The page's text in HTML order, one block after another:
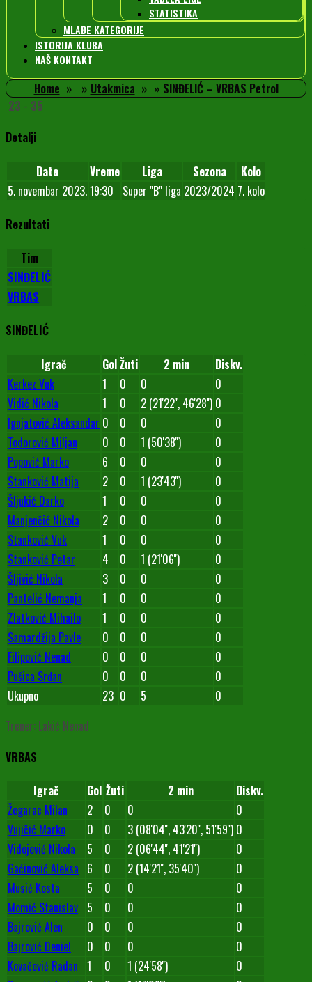
STATISTIKA
MLAĐE KATEGORIJE
ISTORIJA KLUBA
NAŠ KONTAKT
Home Utakmica
SINĐELIĆ – VRBAS Petrol
23 - 35
Detalji
Date Vreme Liga Sezona
Kolo
5. novembar 2023.19:30 Super "B" liga 2023/2024 7. kolo
Rezultati
Tim
SINĐELIĆ
VRBAS
SINĐELIĆ
Igrač GolŽuti 2 min
Diskv.
Kerkez Vuk
1 0 0
0
Vidić Nikola
1 0 2 (21'22'', 46'28'') 0
Ignjatović Aleksandar 0 0 0
0
Todorović Miljan
0 0 1 (50'38'')
0
Popović Marko
6 0 0
0
Stanković Matija
2 0 1 (23'43'')
0
Šljukić Darko
1 0 0
0
Manjenčić Nikola
2 0 0
0
Stanković Vuk
1 0 0
0
Stanković Petar
4 0 1 (21'06'')
0
Šljivić Nikola
3 0 0
0
Pantelić Nemanja
1 0 0
0
Zlatković Mihailo
1 0 0
0
Samardžija Pavle
0 0 0
0
Filipović Nenad
0 0 0
0
Pušica Srđan
0 0 0
0
Ukupno
23 0 5
0
Trener: Lakić Nenad
VRBAS
Igrač Gol Žuti 2 min
Diskv.
Žegarac Milan
2 0 0
0
Vujičić Marko
0 0 3 (08'04'', 43'20'', 51'59'') 0
Vidojević Nikola
5 0 2 (06'44'', 41'21'')
0
Gaćinović Aleksa 6 0 2 (14'21'', 35'40'')
0
Musić Kosta
5 0 0
0
Momić Stanislav 5 0 0
0
Bajrović Alen
0 0 0
0
Bajrović Deniel
0 0 0
0
Kovačević Radan 1 0 1 (24'58'')
0